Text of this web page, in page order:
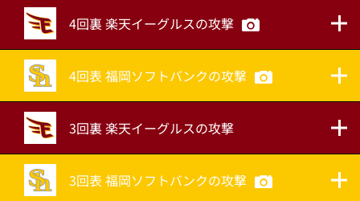
4回裏 楽天イーグルスの攻撃
4回表 福岡ソフトバンクの攻撃
3回裏 楽天イーグルスの攻撃
3回表 福岡ソフトバンクの攻撃